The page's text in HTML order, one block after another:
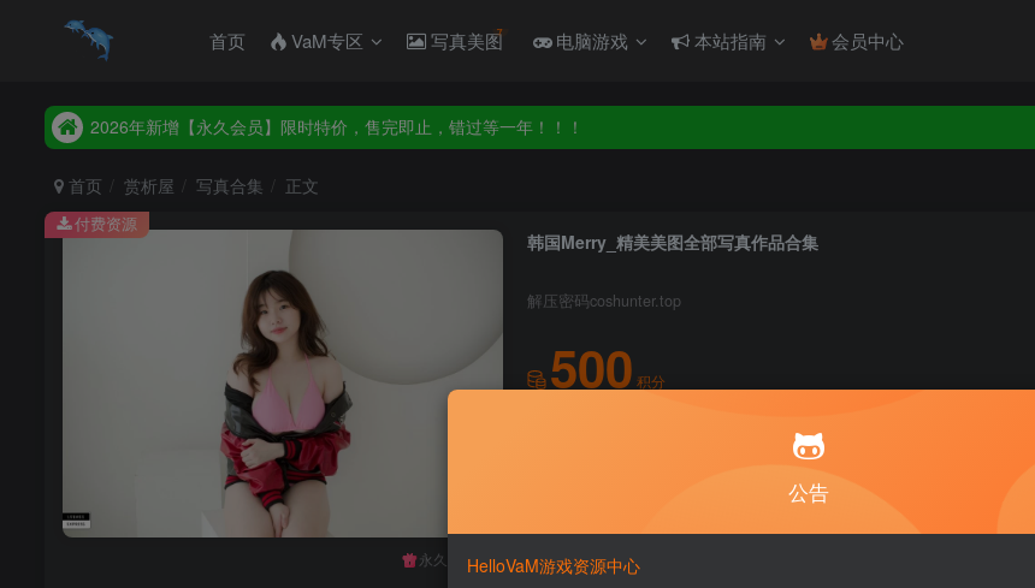
首页 VaM专区 写真美图 电脑游戏 本站指南 会员中心
2026年新增【永久会员】限时特价，售完即止，错过等一年！！！
2026年新增【永久会员】限时特价，售完即止，错过等一年！！！
首页 赏析屋 写真合集 正文
韩国Merry_精美美图全部写真作品合集
解压密码coshunter.top
500 积分
永久至尊会员 1
永久至尊会员终生有效 会员免费下载资源
付费资源
公告
HelloVaM游戏资源中心